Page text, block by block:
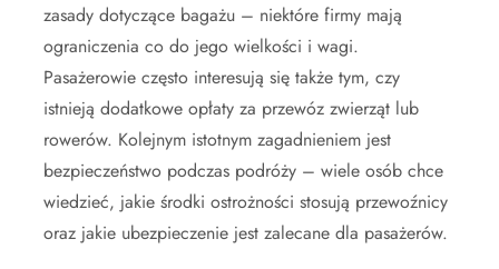
zasady dotyczące bagażu – niektóre firmy mają
ograniczenia co do jego wielkości i wagi.
Pasażerowie często interesują się także tym, czy
istnieją dodatkowe opłaty za przewóz zwierząt lub
rowerów. Kolejnym istotnym zagadnieniem jest
bezpieczeństwo podczas podróży – wiele osób chce
wiedzieć, jakie środki ostrożności stosują przewoźnicy
oraz jakie ubezpieczenie jest zalecane dla pasażerów.